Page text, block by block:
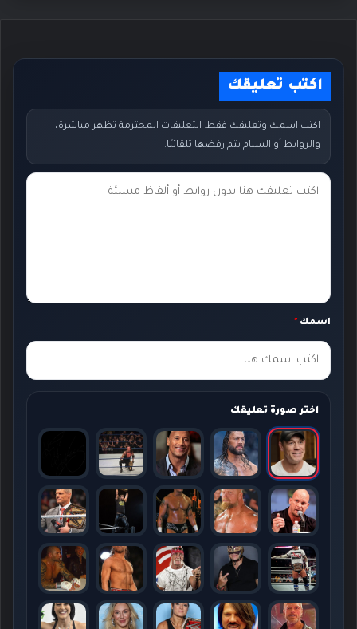
اكتب تعليقك
اكتب اسمك وتعليقك فقط. التعليقات المحترمة تظهر مباشرة،
والروابط أو السبام يتم رفضها تلقائيًا.
ت
ك
*اسمك *
اختر صورة تعليقك